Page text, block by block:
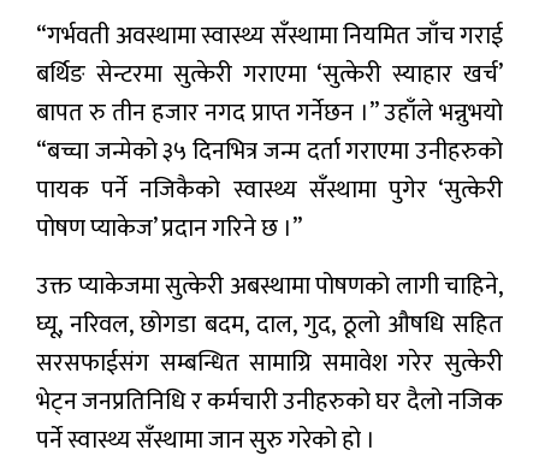
“गर्भवती अवस्थामा स्वास्थ्य सँस्थामा नियमित जाँच गराई
बर्थिङ सेन्टरमा सुत्केरी गराएमा ‘सुत्केरी स्याहार खर्च’
बापत रु तीन हजार नगद प्राप्त गर्नेछन ।” उहाँले भन्नुभयो
“बच्चा जन्मेको ३५ दिनभित्र जन्म दर्ता गराएमा उनीहरुको
पायक पर्ने नजिकैको स्वास्थ्य सँस्थामा पुगेर ‘सुत्केरी
पोषण प्याकेज’ प्रदान गरिने छ ।”
उक्त प्याकेजमा सुत्केरी अबस्थामा पोषणको लागी चाहिने,
घ्यू, नरिवल, छोगडा बदम, दाल, गुद, ठूलो औषधि सहित
सरसफाईसंग सम्बन्धित सामाग्रि समावेश गरेर सुत्केरी
भेट्न जनप्रतिनिधि र कर्मचारी उनीहरुको घर दैलो नजिक
पर्ने स्वास्थ्य सँस्थामा जान सुरु गरेको हो ।